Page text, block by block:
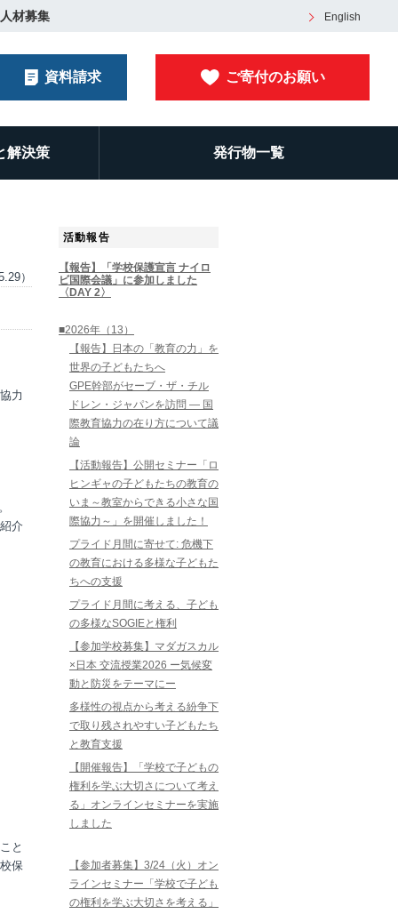
人材募集 English
資料請求 ご寄付のお願い
解決策 発行物一覧
）
力
介
と
保
活動報告
【報告】「学校保護宣言 ナイロ
ビ国際会議」に参加しました
〈DAY 2〉
■2026年（13）
【報告】日本の「教育の力」を
世界の子どもたちへ
GPE幹部がセーブ・ザ・チル
ドレン・ジャパンを訪問 ― 国
際教育協力の在り方について議
論
【活動報告】公開セミナー「ロ
ヒンギャの子どもたちの教育の
いま～教室からできる小さな国
際協力～」を開催しました！
プライド月間に寄せて: 危機下
の教育における多様な子どもた
ちへの支援
プライド月間に考える、子ども
の多様なSOGIEと権利
【参加学校募集】マダガスカル
×日本 交流授業2026 ー気候変
動と防災をテーマにー
多様性の視点から考える紛争下
で取り残されやすい子どもたち
と教育支援
【開催報告】「学校で子どもの
権利を学ぶ大切さについて考え
る」オンラインセミナーを実施
しました
【参加者募集】3/24（火）オン
ラインセミナー「学校で子ども
の権利を学ぶ大切さを考える」